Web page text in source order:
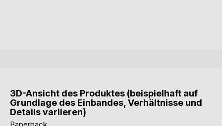
3D-Ansicht des Produktes (beispielhaft auf
Grundlage des Einbandes, Verhältnisse und
Details variieren)